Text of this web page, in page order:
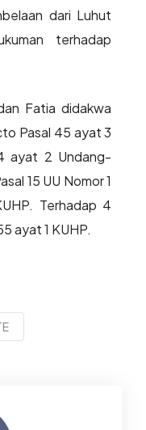
dari Luhut
terhadap
Fatia didakwa
Pasal 45 ayat 3
ayat 2 Undang-
15 UU Nomor 1
Terhadap 4
ayat 1 KUHP.